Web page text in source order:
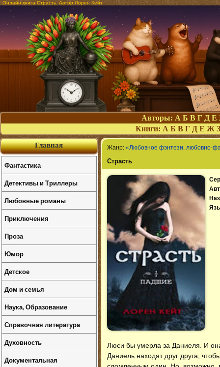
Онлайн книга Страсть. Автор Лорен Кейт
Авторы: А Б В Г Д Е
Книги: А Б В Г Д Е Ж З
Жанр: «Любовное фэнтези, любовно-
Страсть
Люси бы умерла за Даниеля. И
Даниель находят друг друга,
Главная
Фантастика
Детективы и Триллеры
Любовные романы
Приключения
Проза
Юмор
Детское
Дом и семья
Наука, Образование
Справочная литература
Духовность
Документальная